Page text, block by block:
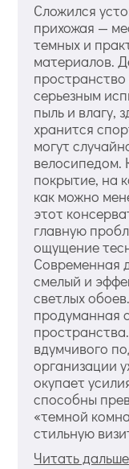
Сложился
прихожая —
темных и
материалов.
серьезным
пыль и влагу,
хранится
могут
велосипедом.
покрытие, на
как можно
этот
главную
ощущение
Современная
смелый и
светлых
продуманная
вдумчивого
организации
окупает
способны
«темной
стильную
Читать дальше